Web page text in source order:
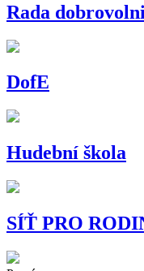
Rada
DofE
Hudební škola
SÍŤ PRO